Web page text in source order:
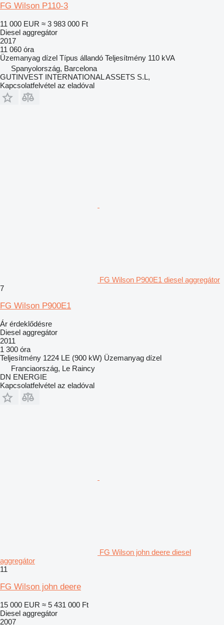
FG Wilson P110-3
11 000 EUR ≈ 3 983 000 Ft
Diesel aggregátor
2017
11 060 óra
Üzemanyag dízel Típus állandó Teljesítmény 110 kVA
Spanyolország, Barcelona
GUTINVEST INTERNATIONAL ASSETS S.L,
Kapcsolatfelvétel az eladóval
FG Wilson P900E1 diesel aggregátor
7
FG Wilson P900E1
Ár érdeklődésre
Diesel aggregátor
2011
1 300 óra
Teljesítmény 1224 LE (900 kW) Üzemanyag dízel
Franciaország, Le Raincy
DN ENERGIE
Kapcsolatfelvétel az eladóval
FG Wilson john deere diesel
aggregátor
11
FG Wilson john deere
15 000 EUR ≈ 5 431 000 Ft
Diesel aggregátor
2007